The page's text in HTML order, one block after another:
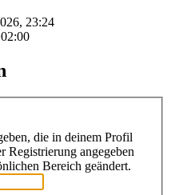
23:24
die in deinem Profil
Registrierung angegeben
Bereich geändert.